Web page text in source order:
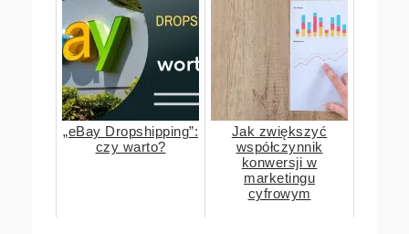
„eBay Dropshipping”:
czy warto?
Jak zwiększyć
współczynnik
konwersji w
marketingu
cyfrowym